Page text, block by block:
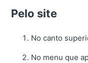
Pelo site
No canto
No menu que